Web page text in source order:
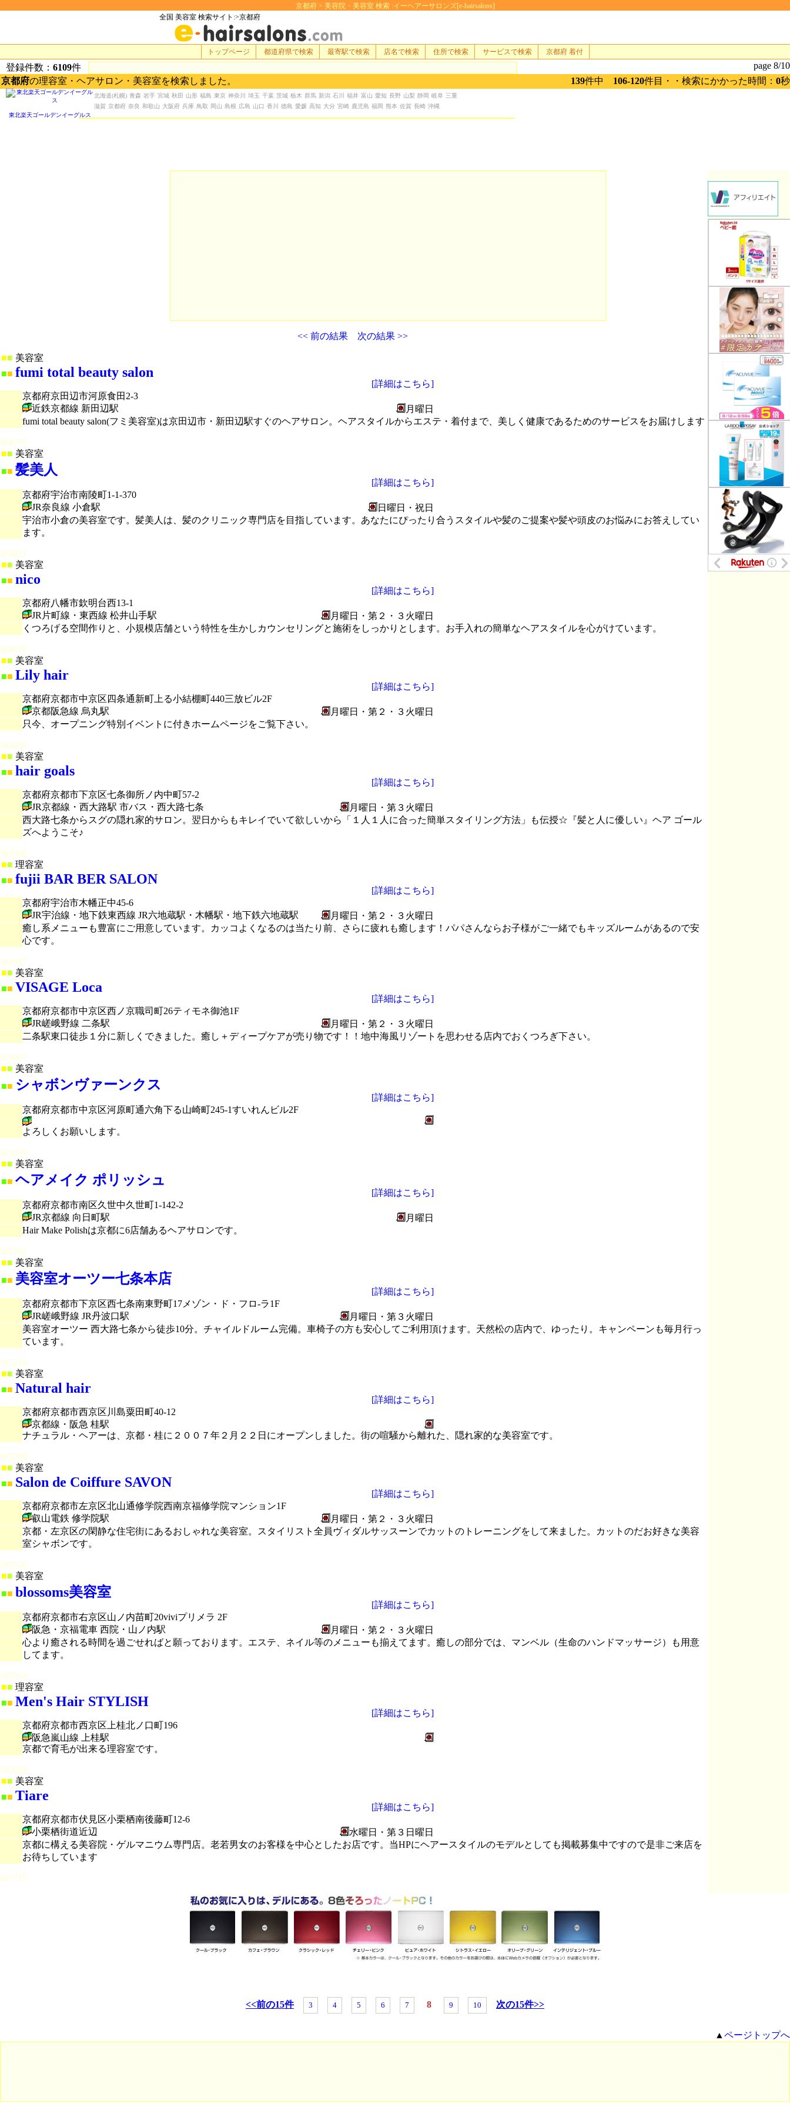
京都府 > 美容院・美容室 検索 :イーヘアーサロンズ[e-hairsalons]
全国 美容室 検索サイト:>京都府
登録件数： 6109件
page 8/10
京都府の理容室・ヘアサロン・美容室を検索しました。 139件中 106-120件目・・検索にかかった時間： 0秒
<< 前の結果 次の結果 >>
■ 美容室
■■ fumi total beauty salon
[詳細はこちら]
京都府京田辺市河原食田2-3
近鉄京都線 新田辺駅
月曜日
fumi total beauty salon(フミ美容室)は京田辺市・新田辺駅すぐのヘアサロン。ヘアスタイルからエステ・着付まで、美しく健康であるためのサービスをお届けします
■ 美容室
■■ 髪美人
[詳細はこちら]
京都府宇治市南陵町1-1-370
JR奈良線 小倉駅
日曜日・祝日
宇治市小倉の美容室です。髪美人は、髪のクリニック専門店を目指しています。あなたにぴったり合うスタイルや髪のご提案や髪や頭皮のお悩みにお答えしてい
ます。
■ 美容室
■■ nico
[詳細はこちら]
京都府八幡市欽明台西13-1
JR片町線・東西線 松井山手駅
月曜日・第２・３火曜日
くつろげる空間作りと、小規模店舗という特性を生かしカウンセリングと施術をしっかりとします。お手入れの簡単なヘアスタイルを心がけています。
■ 美容室
■■ Lily hair
[詳細はこちら]
京都府京都市中京区四条通新町上る小結棚町440三放ビル2F
京都阪急線 烏丸駅
月曜日・第２・３火曜日
只今、オープニング特別イベントに付きホームページをご覧下さい。
■ 美容室
■■ hair goals
[詳細はこちら]
京都府京都市下京区七条御所ノ内中町57-2
JR京都線・西大路駅 市バス・西大路七条
月曜日・第３火曜日
西大路七条からスグの隠れ家的サロン。翌日からもキレイでいて欲しいから「１人１人に合った簡単スタイリング方法」も伝授☆『髪と人に優しい』ヘア ゴール
ズへようこそ♪
■ 理容室
■■ fujii BAR BER SALON
[詳細はこちら]
京都府宇治市木幡正中45-6
JR宇治線・地下鉄東西線 JR六地蔵駅・木幡駅・地下鉄六地蔵駅
月曜日・第２・３火曜日
癒し系メニューも豊富にご用意しています。カッコよくなるのは当たり前、さらに疲れも癒します！パパさんならお子様がご一緒でもキッズルームがあるので安
心です。
■ 美容室
■■ VISAGE Loca
[詳細はこちら]
京都府京都市中京区西ノ京職司町26ティモネ御池1F
JR嵯峨野線 二条駅
月曜日・第２・３火曜日
二条駅東口徒歩１分に新しくできました。癒し＋ディープケアが売り物です！！地中海風リゾートを思わせる店内でおくつろぎ下さい。
■ 美容室
■■ シャボンヴァーンクス
[詳細はこちら]
京都府京都市中京区河原町通六角下る山崎町245-1すいれんビル2F
よろしくお願いします。
■ 美容室
■■ ヘアメイク ポリッシュ
[詳細はこちら]
京都府京都市南区久世中久世町1-142-2
JR京都線 向日町駅
月曜日
Hair Make Polishは京都に6店舗あるヘアサロンです。
■ 美容室
■■ 美容室オーツー七条本店
[詳細はこちら]
京都府京都市下京区西七条南東野町17メゾン・ド・フロ-ラ1F
JR嵯峨野線 JR丹波口駅
月曜日・第３火曜日
美容室オーツー 西大路七条から徒歩10分。チャイルドルーム完備。車椅子の方も安心してご利用頂けます。天然松の店内で、ゆったり。キャンペーンも毎月行っ
ています。
■ 美容室
■■ Natural hair
[詳細はこちら]
京都府京都市西京区川島粟田町40-12
京都線・阪急 桂駅
ナチュラル・ヘアーは、京都・桂に２００７年２月２２日にオープンしました。街の喧騒から離れた、隠れ家的な美容室です。
■ 美容室
■■ Salon de Coiffure SAVON
[詳細はこちら]
京都府京都市左京区北山通修学院西南京福修学院マンション1F
叡山電鉄 修学院駅
月曜日・第２・３火曜日
京都・左京区の閑静な住宅街にあるおしゃれな美容室。スタイリスト全員ヴィダルサッスーンでカットのトレーニングをして来ました。カットのだお好きな美容
室シャボンです。
■ 美容室
■■ blossoms美容室
[詳細はこちら]
京都府京都市右京区山ノ内苗町20viviプリメラ 2F
阪急・京福電車 西院・山ノ内駅
月曜日・第２・３火曜日
心より癒される時間を過ごせればと願っております。エステ、ネイル等のメニューも揃えてます。癒しの部分では、マンベル（生命のハンドマッサージ）も用意
してます。
■ 理容室
■■ Men's Hair STYLISH
[詳細はこちら]
京都府京都市西京区上桂北ノ口町196
阪急嵐山線 上桂駅
京都で育毛が出来る理容室です。
■ 美容室
■■ Tiare
[詳細はこちら]
京都府京都市伏見区小栗栖南後藤町12-6
小栗栖街道近辺
水曜日・第３日曜日
京都に構える美容院・ゲルマニウム専門店。老若男女のお客様を中心としたお店です。当HPにヘアースタイルのモデルとしても掲載募集中ですので是非ご来店を
お待ちしています
北海道(札幌) 青森 岩手 宮城 秋田 山形 福島 東京 神奈川 埼玉 千葉 茨城 栃木 群馬 新潟 石川 福井 富山 愛知 長野 山梨 静岡 岐阜 三重
滋賀 京都府 奈良 和歌山 大阪府 兵庫 鳥取 岡山 島根 広島 山口 香川 徳島 愛媛 高知 大分 宮崎 鹿児島 福岡 熊本 佐賀 長崎 沖縄
トップページ 都道府県で検索 最寄駅で検索 店名で検索 住所で検索 サービスで検索 京都府 着付
<<前の15件 3 4 5 6 7 8 9 10 次の15件>>
▲ ページトップへ
東北楽天ゴールデンイーグルス